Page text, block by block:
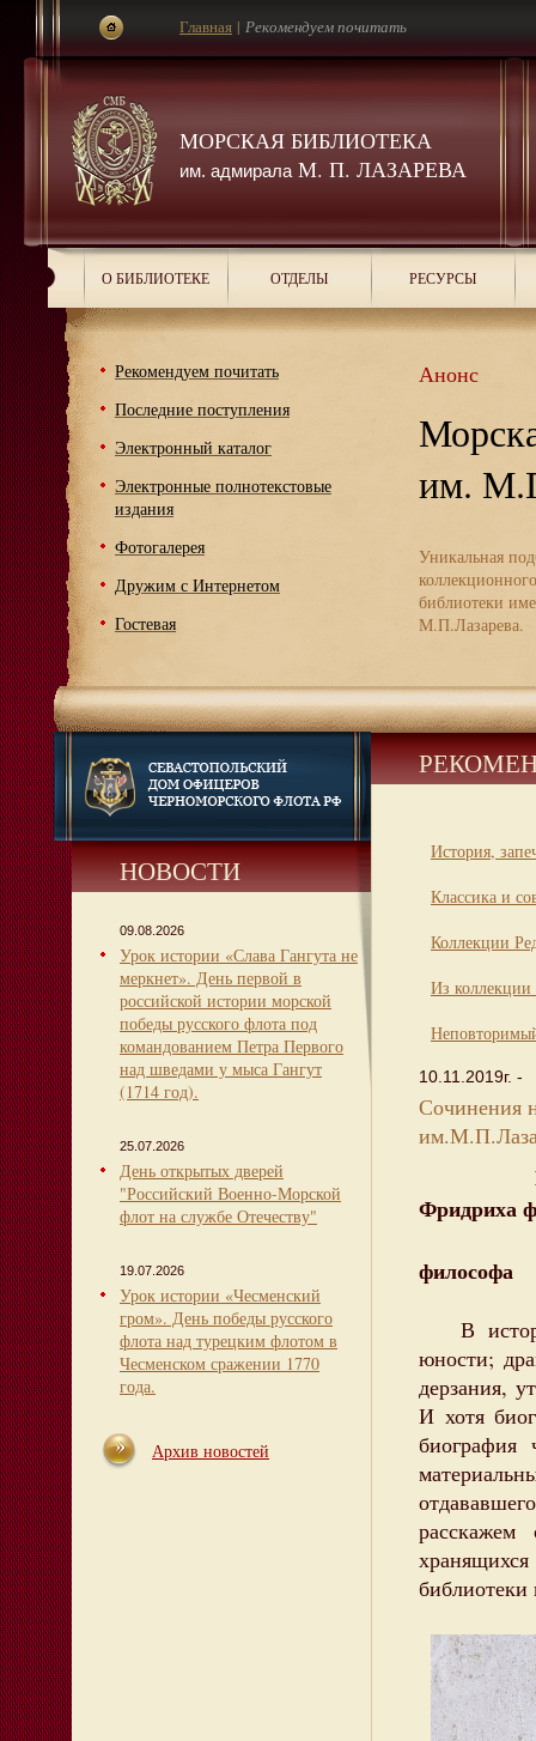
МОРСКАЯ БИБЛИОТЕКА
им. адмиралаМ. П. ЛАЗАРЕВА
Главная | Рекомендуем почитать
О БИБЛИОТЕКЕ ОТДЕЛЫ РЕСУРСЫ
Рекомендуем почитать
Последние поступления
Электронный каталог
Электронные полнотекстовые
издания
Фотогалерея
Дружим с Интернетом
Гостевая
Анонс
им.
Уникальная
библиотеки
М.П.Лазарева.
НОВОСТИ
09.08.2026
Урок истории «Слава Гангута не
меркнет». День первой в
российской истории морской
победы русского флота под
командованием Петра Первого
над шведами у мыса Гангут
(1714 год).
25.07.2026
День открытых дверей
"Российский Военно-Морской
флот на службе Отечеству"
19.07.2026
Урок истории «Чесменский
гром». День победы русского
флота над турецким флотом в
Чесменском сражении 1770
года.
Архив новостей
История,
Классика и
Коллекции
Из
10.11.2019г. -
Сочинения
К 260-
Фридриха
философа
В
юности;
дерзания,
И хотя
биография
расскажем